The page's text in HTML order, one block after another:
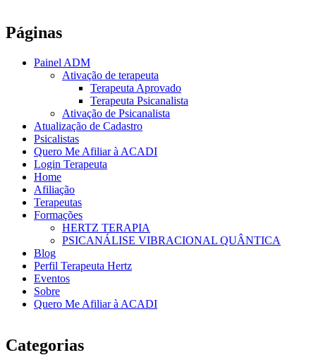
Páginas
Painel ADM
Ativação de terapeuta
Terapeuta Aprovado
Terapeuta Psicanalista
Ativação de Psicanalista
Atualização de Cadastro
Psicalistas
Quero Me Afiliar à ACADI
Login Terapeuta
Home
Afiliação
Terapeutas
Formações
HERTZ TERAPIA
PSICANÁLISE VIBRACIONAL QUÂNTICA
Blog
Perfil Terapeuta Hertz
Eventos
Sobre
Quero Me Afiliar à ACADI
Categorias